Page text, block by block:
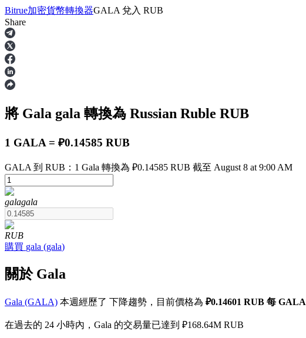
合約
USDT永續
多種以USDT結算的永續合約
幣本位永續
Bitrue加密貨幣轉換器GALA 兌入 RUB
Share
將 Gala gala 轉換為 Russian Ruble RUB
1 GALA = ₽0.14585 RUB
GALA 到 RUB：1 Gala 轉換為 ₽0.14585 RUB 截至 August 8 at 9:00 AM
galagala
RUB
購買 gala (gala)
關於 Gala
Gala (GALA) 本週經歷了 下降趨勢，目前價格為 ₽0.14601 RUB 每 GALA
在過去的 24 小時內，Gala 的交易量已達到 ₽168.64M RUB